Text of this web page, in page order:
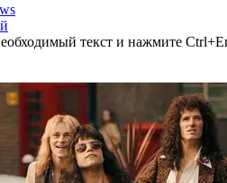
текст и нажмите